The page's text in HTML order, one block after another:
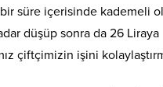
süre içerisinde kademeli
düşüp sonra da 26
çiftçimizin işini